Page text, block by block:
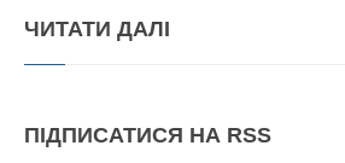
ЧИТАТИ ДАЛІ
ПІДПИСАТИСЯ НА RSS